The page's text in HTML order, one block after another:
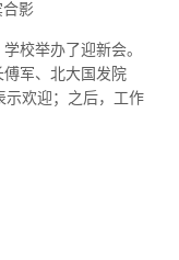
合影
校举办了迎新会。
军、北大国发院
示欢迎；之后，工作